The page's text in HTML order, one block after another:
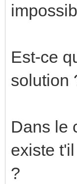
Est-ce
solution
Dans le
existe
?